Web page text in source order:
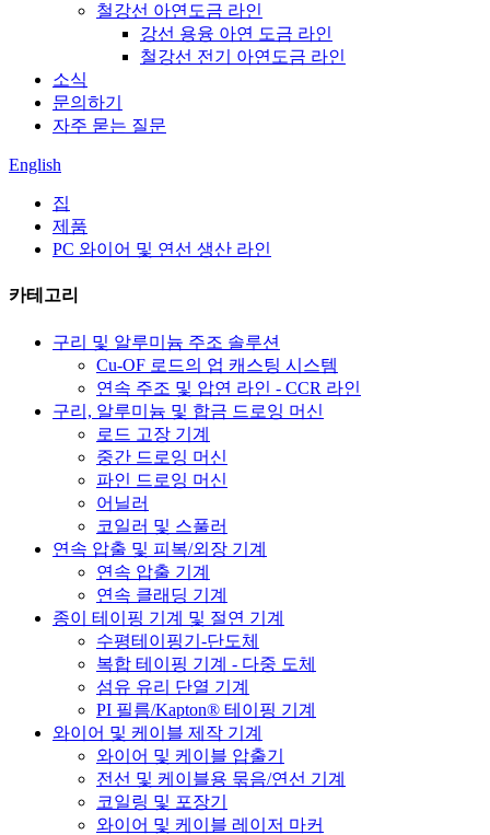
철강선 아연도금 라인
강선 용융 아연 도금 라인
철강선 전기 아연도금 라인
소식
문의하기
자주 묻는 질문
English
집
제품
PC 와이어 및 연선 생산 라인
카테고리
구리 및 알루미늄 주조 솔루션
Cu-OF 로드의 업 캐스팅 시스템
연속 주조 및 압연 라인 - CCR 라인
구리, 알루미늄 및 합금 드로잉 머신
로드 고장 기계
중간 드로잉 머신
파인 드로잉 머신
어닐러
코일러 및 스풀러
연속 압출 및 피복/외장 기계
연속 압출 기계
연속 클래딩 기계
종이 테이핑 기계 및 절연 기계
수평테이핑기-단도체
복합 테이핑 기계 - 다중 도체
섬유 유리 단열 기계
PI 필름/Kapton® 테이핑 기계
와이어 및 케이블 제작 기계
와이어 및 케이블 압출기
전선 및 케이블용 묶음/연선 기계
코일링 및 포장기
와이어 및 케이블 레이저 마커